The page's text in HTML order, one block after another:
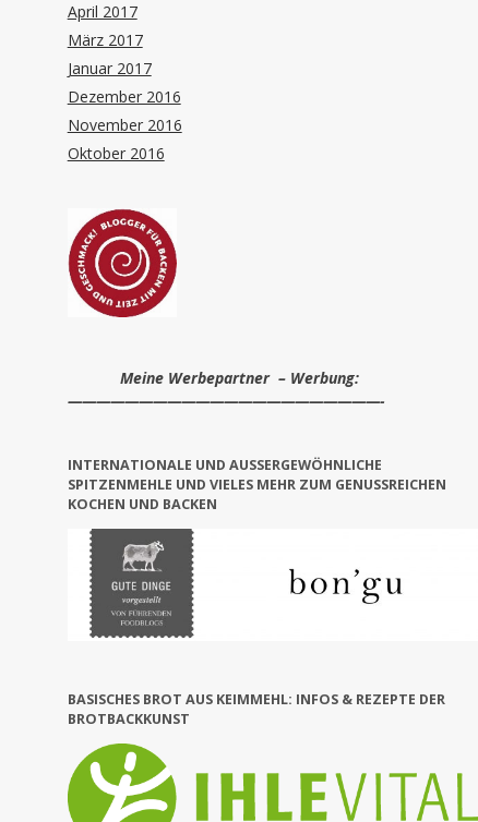
April 2017
März 2017
Januar 2017
Dezember 2016
November 2016
Oktober 2016
Meine Werbepartner – Werbung:
——————————————————————-
INTERNATIONALE UND AUSSERGEWÖHNLICHE S
PITZENMEHLE UND VIELES MEHR ZUM GENUSSREICHEN KO
CHEN UND BACKEN
BASISCHES BROT AUS KEIMMEHL: INFOS & REZEPTE DER
BROTBACKKUNST